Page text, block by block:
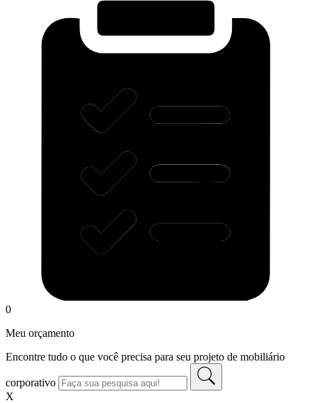
0
Meu orçamento
Encontre tudo o que você precisa para seu projeto de mobiliário
corporativo
X